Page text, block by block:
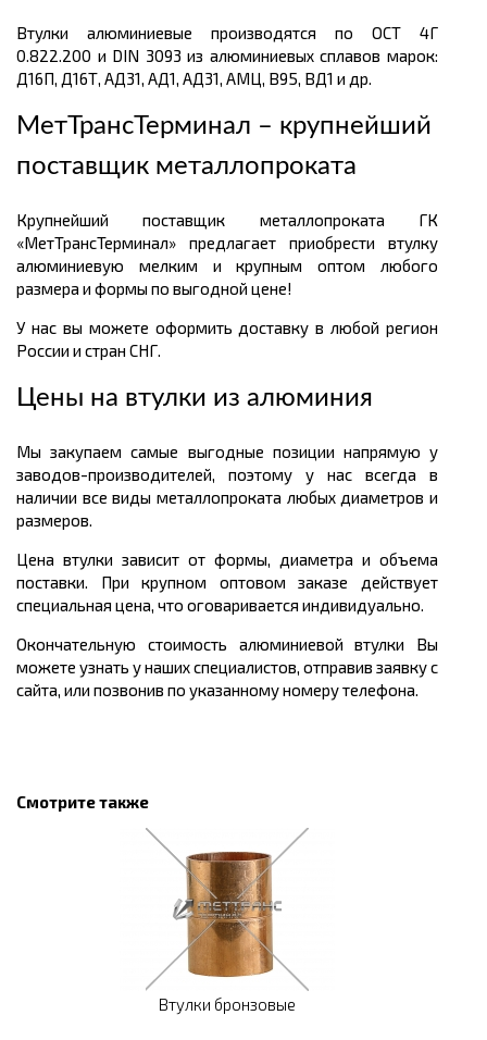
Втулки алюминиевые производятся по ОСТ 4Г
0.822.200 и DIN 3093 из алюминиевых сплавов марок:
Д16П, Д16Т, АД31, АД1, АД31, АМЦ, В95, ВД1 и др.
МетТрансТерминал – крупнейший
поставщик металлопроката
Крупнейший поставщик металлопроката ГК
«МетТрансТерминал» предлагает приобрести втулку
алюминиевую мелким и крупным оптом любого
размера и формы по выгодной цене!
У нас вы можете оформить доставку в любой регион
России и стран СНГ.
Цены на втулки из алюминия
Мы закупаем самые выгодные позиции напрямую у
заводов-производителей, поэтому у нас всегда в
наличии все виды металлопроката любых диаметров и
размеров.
Цена втулки зависит от формы, диаметра и объема
поставки. При крупном оптовом заказе действует
специальная цена, что оговаривается индивидуально.
Окончательную стоимость алюминиевой втулки Вы
можете узнать у наших специалистов, отправив заявку с
сайта, или позвонив по указанному номеру телефона.
Смотрите также
Втулки бронзовые